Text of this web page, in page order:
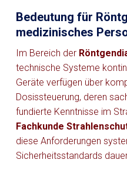
Bedeutung für
medizinisches
Im Bereich der
technische Systeme
Geräte verfügen über
Dosissteuerung, deren
fundierte Kenntnisse im
Fachkunde
diese Anforderungen
Sicherheitsstandards